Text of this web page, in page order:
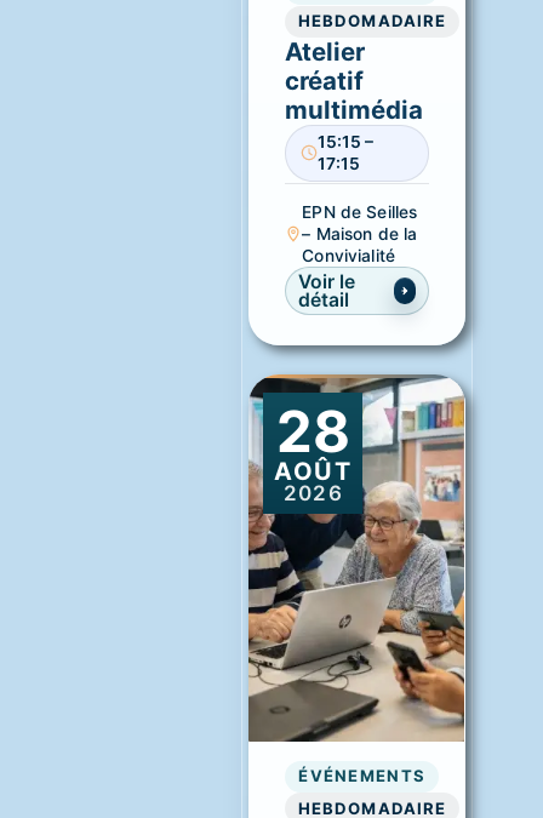
HEBDOMADAIRE
Atelier
créatif
multimédia
15:15 –
17:15
EPN de Seilles
– Maison de la
Convivialité
Voir le
détail
28
AOÛT
2026
ÉVÉNEMENTS
HEBDOMADAIRE